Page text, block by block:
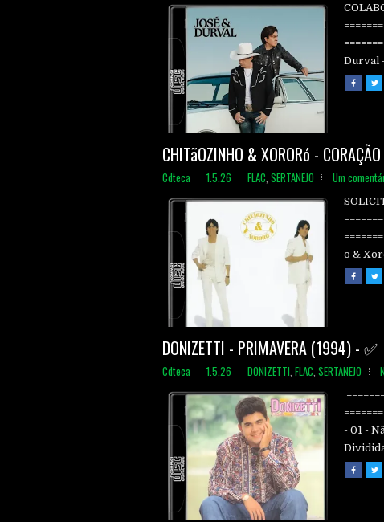
Durval
CHITãOZINHO & XORORó -
Cdteca 1.5.26 FLAC SERTANEJO Um
o &
DONIZETTI - PRIMAVERA (1994) - ✅
Cdteca 1.5.26 DONIZETTI FLAC SERTANEJO
- 01 -